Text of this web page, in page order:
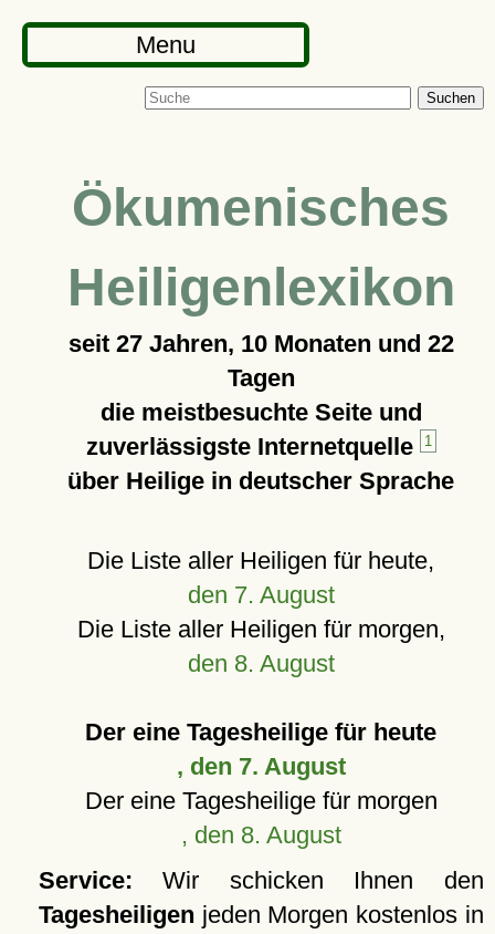
Menu
Suchen
Ökumenisches
Heiligenlexikon
seit 27 Jahren, 10 Monaten und 22
Tagen
die meistbesuchte Seite und
zuverlässigste Internetquelle
1
über Heilige in deutscher Sprache
Die Liste aller Heiligen für heute,
den 7. August
Die Liste aller Heiligen für morgen,
den 8. August
Der eine Tagesheilige für heute
, den 7. August
Der eine Tagesheilige für morgen
, den 8. August
Service: Wir schicken Ihnen den
Tagesheiligen jeden Morgen kostenlos in